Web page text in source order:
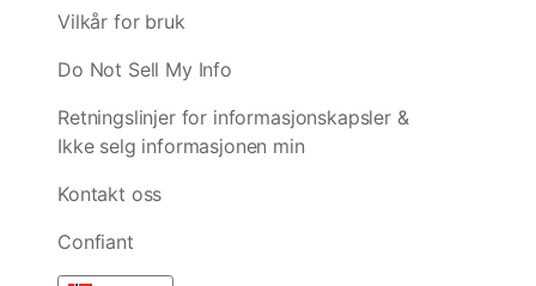
Vilkår for bruk
Do Not Sell My Info
Retningslinjer for informasjonskapsler &
Ikke selg informasjonen min
Kontakt oss
Confiant